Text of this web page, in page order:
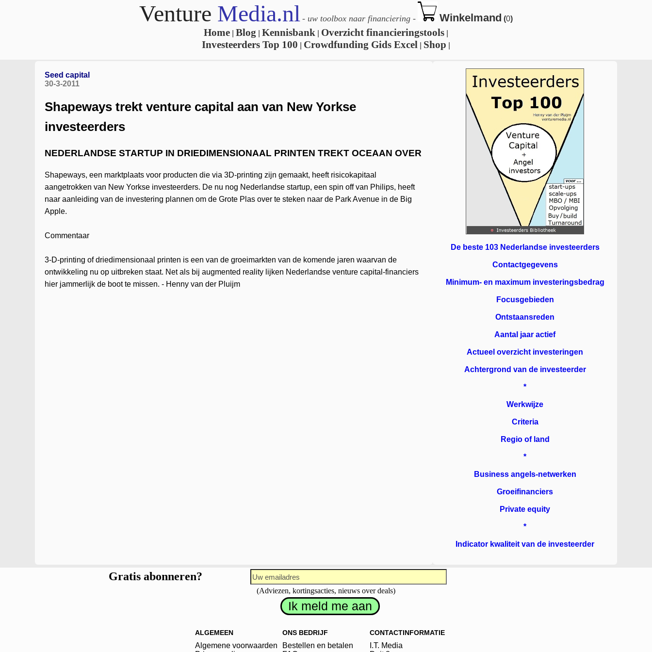
Venture Media.nl - uw toolbox naar financiering - Winkelmand (0)
Home Blog Kennisbank Overzicht financieringstools
Investeerders Top 100 Crowdfunding Gids Excel Shop
Seed capital
30-3-2011
Shapeways trekt venture capital aan van New Yorkse
investeerders
NEDERLANDSE STARTUP IN DRIEDIMENSIONAAL PRINTEN TREKT OCEAAN OVER
Shapeways, een marktplaats voor producten die via 3D-printing zijn gemaakt, heeft risicokapitaal
aangetrokken van New Yorkse investeerders. De nu nog Nederlandse startup, een spin off van Philips, heeft
naar aanleiding van de investering plannen om de Grote Plas over te steken naar de Park Avenue in de Big
Apple.
Commentaar
3-D-printing of driedimensionaal printen is een van de groeimarkten van de komende jaren waarvan de
ontwikkeling nu op uitbreken staat. Net als bij augmented reality lijken Nederlandse venture capital-financiers
hier jammerlijk de boot te missen. - Henny van der Pluijm
De beste 103 Nederlandse investeerders
Contactgegevens
Minimum- en maximum investeringsbedrag
Focusgebieden
Ontstaansreden
Aantal jaar actief
Actueel overzicht investeringen
Achtergrond van de investeerder
*
Werkwijze
Criteria
Regio of land
*
Business angels-netwerken
Groeifinanciers
Private equity
*
Indicator kwaliteit van de investeerder
Gratis abonneren?
(Adviezen, kortingsacties, nieuws over deals)
ALGEMEEN
Algemene voorwaarden
ONS BEDRIJF
Bestellen en betalen
CONTACTINFORMATIE
I.T. Media